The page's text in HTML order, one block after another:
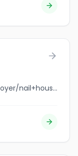
jobbank.gc.ca/browsejobs/employer/nail+house/ca